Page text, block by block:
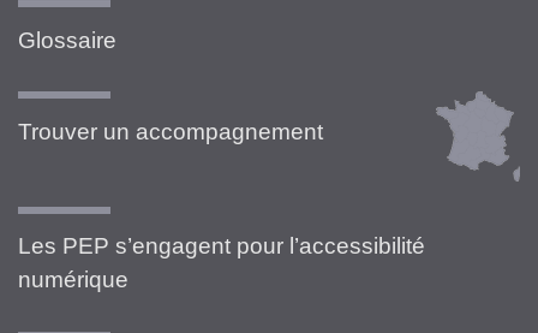
Glossaire
Trouver un accompagnement
Les PEP s’engagent pour l’accessibilité
numérique